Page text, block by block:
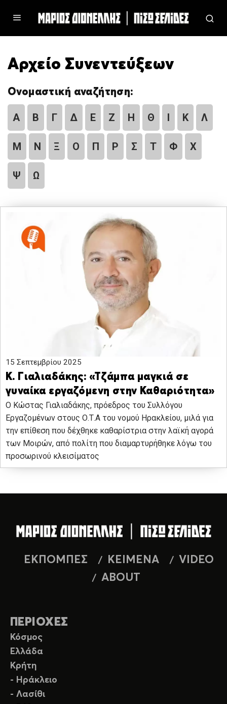
Αρχείο Συνεντεύξεων
Ονομαστική αναζήτηση:
Α Β Γ Δ Ε Ζ Η Θ Ι Κ Λ
Μ Ν Ξ Ο Π Ρ Σ Τ Φ Χ
Ψ Ω
15 Σεπτεμβρίου 2025
Κ. Γιαλιαδάκης: «Τζάμπα μαγκιά σε
γυναίκα εργαζόμενη στην Καθαριότητα»
Ο Κώστας Γιαλιαδάκης, πρόεδρος του Συλλόγου
Εργαζομένων στους Ο.Τ.Α του νομού Ηρακλείου, μιλά για
την επίθεση που δέχθηκε καθαρίστρια στην λαϊκή αγορά
των Μοιρών, από πολίτη που διαμαρτυρήθηκε λόγω του
προσωρινού κλεισίματος
ΕΚΠΟΜΠΕΣ ΚΕΙΜΕΝΑ
VIDEO
ABOUT
ΠΕΡΙΟΧΕΣ
Κόσμος
Ελλάδα
Κρήτη
- Ηράκλειο
- Λασίθι